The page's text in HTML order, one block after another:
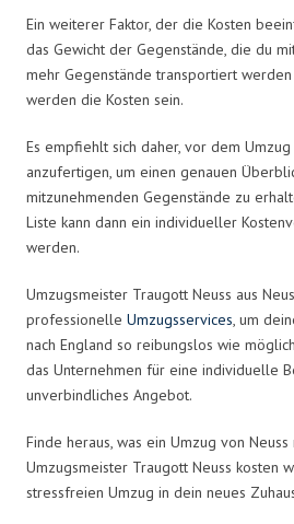
Ein weiterer Faktor, der die Kosten
das Gewicht der Gegenstände, die du
mehr Gegenstände transportiert
werden die Kosten sein.
Es empfiehlt sich daher, vor dem
anzufertigen, um einen genauen
mitzunehmenden Gegenstände zu
Liste kann dann ein individueller
werden.
Umzugsmeister Traugott Neuss aus
professionelle Umzugsservices, um
nach England so reibungslos wie
das Unternehmen für eine individuelle
unverbindliches Angebot.
Finde heraus, was ein Umzug von Neuss
Umzugsmeister Traugott Neuss kosten
stressfreien Umzug in dein neues